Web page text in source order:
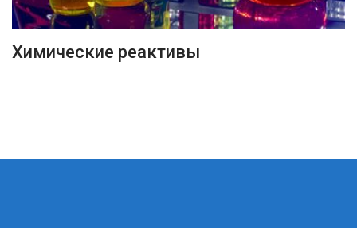
ПОДРОБНЕЕ
Химические реактивы